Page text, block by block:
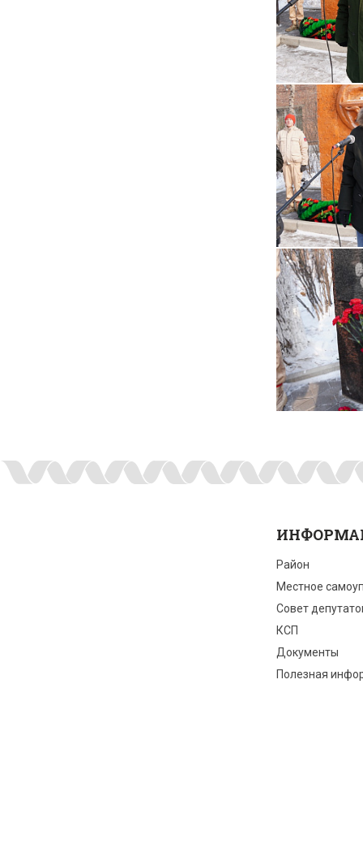
Район
Местное
Совет
КСП
Документы
Полезная